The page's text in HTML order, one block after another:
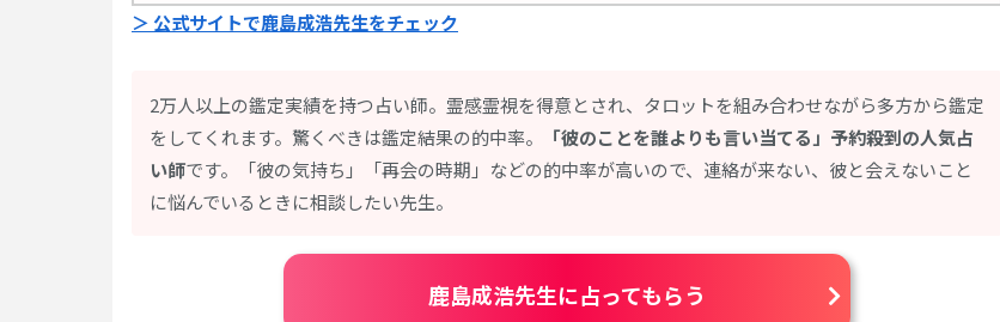
＞ 公式サイトで鹿島成浩先生をチェック
2万人以上の鑑定実績を持つ占い師。霊感霊視を得意とされ、タロットを組み合わせながら多方から鑑定
をしてくれます。驚くべきは鑑定結果の的中率。
「彼のことを誰よりも言い当てる」予約殺到の人気占
い師です。「彼の気持ち」「再会の時期」などの的中率が高いので、連絡が来ない、彼と会えないこと
に悩んでいるときに相談したい先生。
鹿島成浩先生に占ってもらう